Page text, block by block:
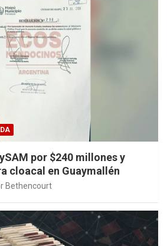
por $240 millones y
cloacal en Guaymallén
Bethencourt